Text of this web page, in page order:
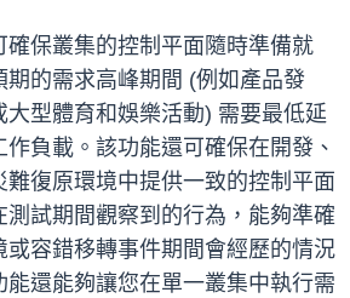
確保叢集的控制平面隨時準備就
期的需求高峰期間 (例如產品發
大型體育和娛樂活動) 需要最低延
負載。該功能還可確保在開發、
難復原環境中提供一致的控制平面
測試期間觀察到的行為，能夠準確
或容錯移轉事件期間會經歷的情況
能還能夠讓您在單一叢集中執行需